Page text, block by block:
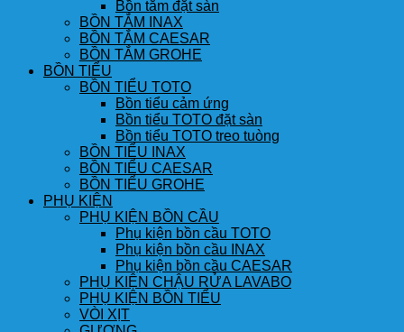
Bồn tắm đặt sàn
BỒN TẮM INAX
BỒN TẮM CAESAR
BỒN TẮM GROHE
BỒN TIỂU
BỒN TIỂU TOTO
Bồn tiểu cảm ứng
Bồn tiểu TOTO đặt sàn
Bồn tiểu TOTO treo tuòng
BỒN TIỂU INAX
BỒN TIỂU CAESAR
BỒN TIỂU GROHE
PHỤ KIỆN
PHỤ KIỆN BỒN CẦU
Phụ kiện bồn cầu TOTO
Phụ kiện bồn cầu INAX
Phụ kiện bồn cầu CAESAR
PHỤ KIỆN CHẬU RỬA LAVABO
PHỤ KIỆN BỒN TIỂU
VÒI XỊT